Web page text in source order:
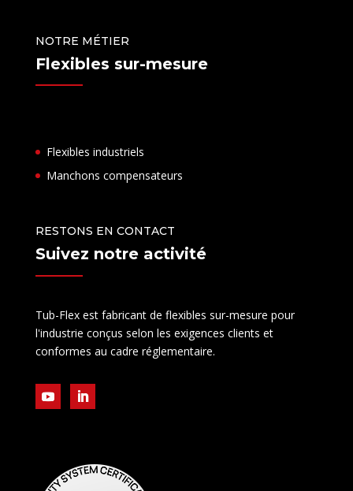
NOTRE MÉTIER
Flexibles sur-mesure
Flexibles industriels
Manchons compensateurs
RESTONS EN CONTACT
Suivez notre activité
Tub-Flex est fabricant de flexibles sur-mesure pour
l'industrie conçus selon les exigences clients et
conformes au cadre réglementaire.